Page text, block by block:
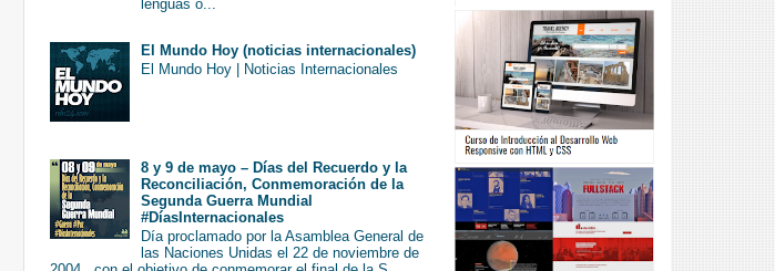
lenguas o...
El Mundo Hoy (noticias internacionales)
El Mundo Hoy | Noticias Internacionales
8 y 9 de mayo – Días del Recuerdo y la
Reconciliación, Conmemoración de la
Segunda Guerra Mundial
#DíasInternacionales
Día proclamado por la Asamblea General de
las Naciones Unidas el 22 de noviembre de